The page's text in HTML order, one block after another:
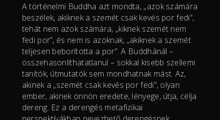
A történelmi Buddha azt mondta, „azok számára
beszélek, akiknek a szemét csak kevés por fedi”,
tehát nem azok számára, „kiknek szemét nem
fedi por”, és nem is azoknak, „akiknek a szemét
teljesen beborította a por”. A Buddhánál –
összehasonlíthatatlanul – sokkal kisebb szellemi
tanítók, útmutatók sem mondhatnak mást. Az,
akinek a „szemét csak kevés por fedi”, olyan
ember, akinek önnön eredete, lényege, útja, célja
dereng. Ez a derengés metafizikai